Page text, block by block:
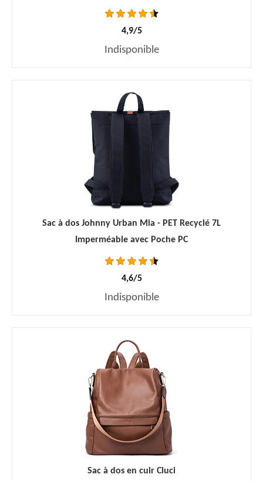
4,9/5
Indisponible
Sac à dos Johnny Urban Mia - PET Recyclé 7L
Imperméable avec Poche PC
4,6/5
Indisponible
Sac à dos en cuir Cluci